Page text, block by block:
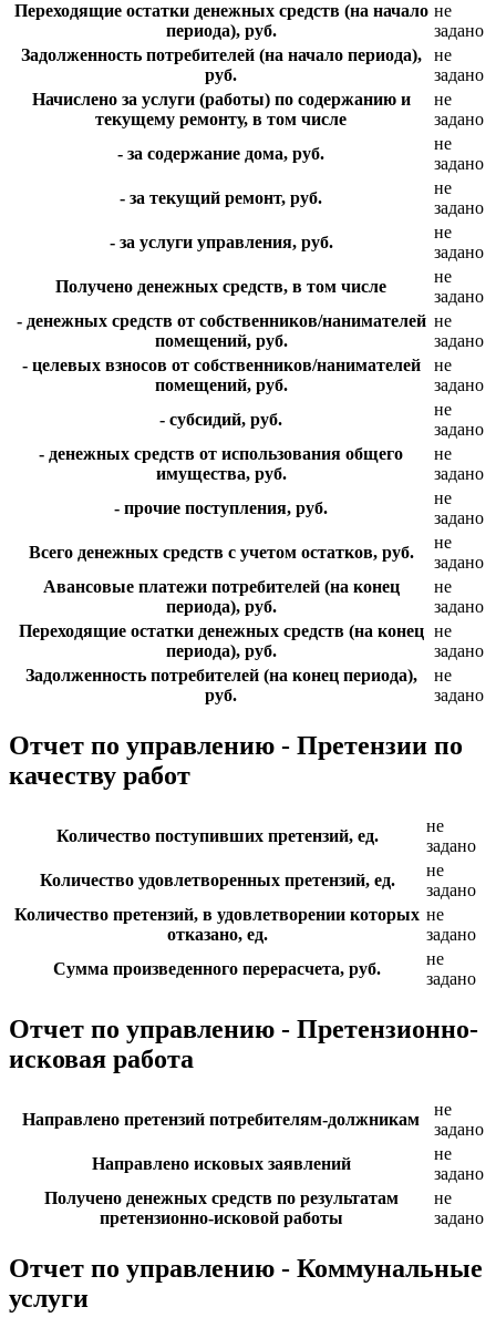
Переходящие остатки денежных средств (на начало
периода), руб.
не
задано
Задолженность потребителей (на начало периода),
руб.
не
задано
Начислено за услуги (работы) по содержанию и
текущему ремонту, в том числе
не
задано
- за содержание дома, руб.
не
задано
- за текущий ремонт, руб.
не
задано
- за услуги управления, руб.
не
задано
Получено денежных средств, в том числе
не
задано
- денежных средств от собственников/нанимателей
помещений, руб.
не
задано
- целевых взносов от собственников/нанимателей
помещений, руб.
не
задано
- субсидий, руб.
не
задано
- денежных средств от использования общего
имущества, руб.
не
задано
- прочие поступления, руб.
не
задано
Всего денежных средств с учетом остатков, руб.
не
задано
Авансовые платежи потребителей (на конец
периода), руб.
не
задано
Переходящие остатки денежных средств (на конец
периода), руб.
не
задано
Задолженность потребителей (на конец периода),
руб.
не
задано
Отчет по управлению - Претензии по
качеству работ
Количество поступивших претензий, ед.
не
задано
Количество удовлетворенных претензий, ед.
не
задано
Количество претензий, в удовлетворении которых
отказано, ед.
не
задано
Сумма произведенного перерасчета, руб.
не
задано
Отчет по управлению - Претензионно-
исковая работа
Направлено претензий потребителям-должникам
не
задано
Направлено исковых заявлений
не
задано
Получено денежных средств по результатам
претензионно-исковой работы
не
задано
Отчет по управлению - Коммунальные
услуги